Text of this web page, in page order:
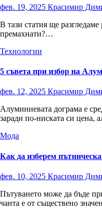
фев. 19, 2025 Красимир
В тази статия ще
премахнати?…
Технологии
5 съвета при избор на
фев. 12, 2025 Красимир
Алуминиевата дограма е
заради по-ниската си цена,
Мода
Как да изберем
фев. 10, 2025 Красимир
Пътуването може да бъде
чанта е от съществено